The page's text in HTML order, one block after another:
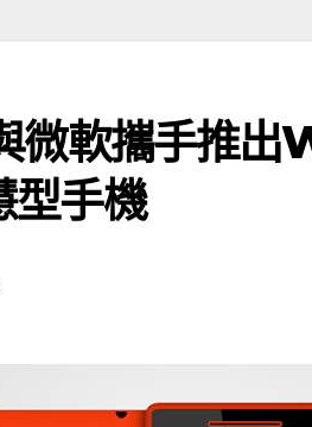
微軟攜手推
型手機